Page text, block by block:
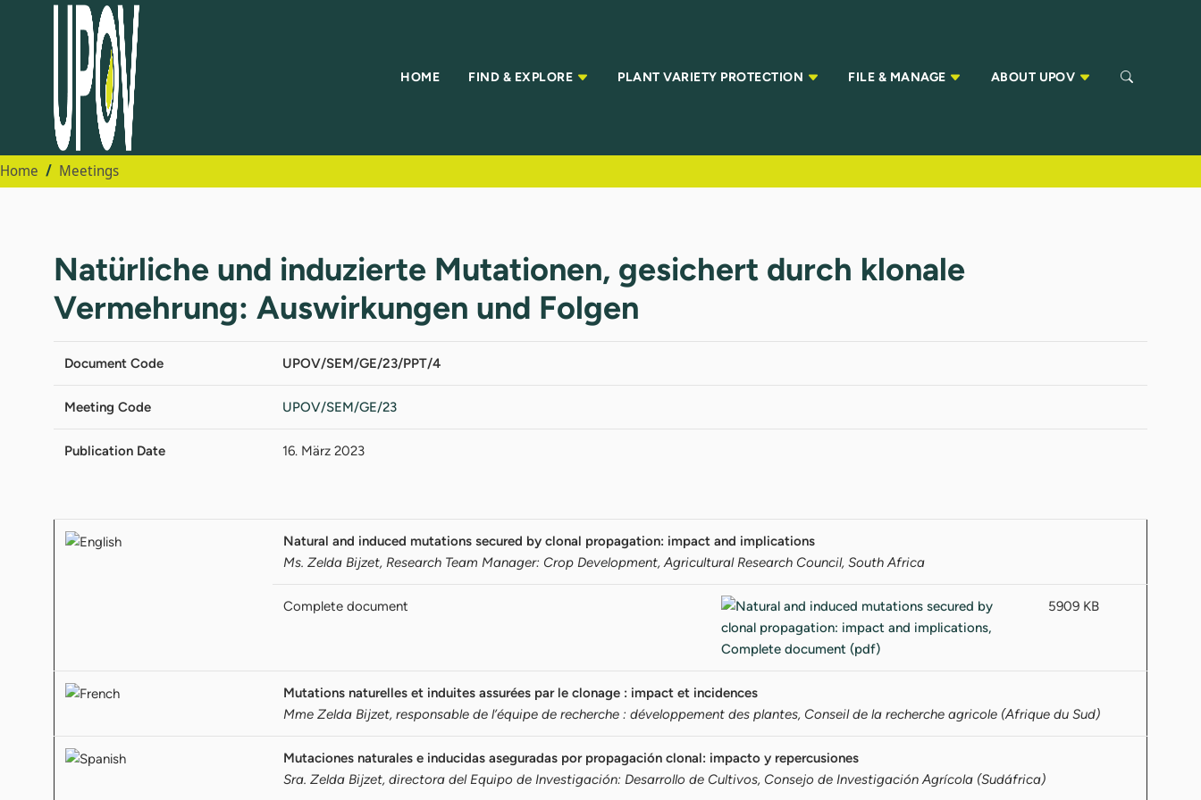
HOME FIND & EXPLORE PLANT VARIETY PROTECTION FILE & MANAGE ABOUT UPOV
Home Meetings
Natürliche und induzierte Mutationen, gesichert durch klonale
Vermehrung: Auswirkungen und Folgen
Document Code UPOV/SEM/GE/23/PPT/4
Meeting Code UPOV/SEM/GE/23
Publication Date 16. März 2023
Natural and induced mutations secured by clonal propagation: impact and implications
Ms. Zelda Bijzet, Research Team Manager: Crop Development, Agricultural Research Council, South Africa
Complete document 5909 KB
Mutations naturelles et induites assurées par le clonage : impact et incidences
Mme Zelda Bijzet, responsable de l’équipe de recherche : développement des plantes, Conseil de la recherche agricole (Afrique du Sud)
Mutaciones naturales e inducidas aseguradas por propagación clonal: impacto y repercusiones
Sra. Zelda Bijzet, directora del Equipo de Investigación: Desarrollo de Cultivos, Consejo de Investigación Agrícola (Sudáfrica)